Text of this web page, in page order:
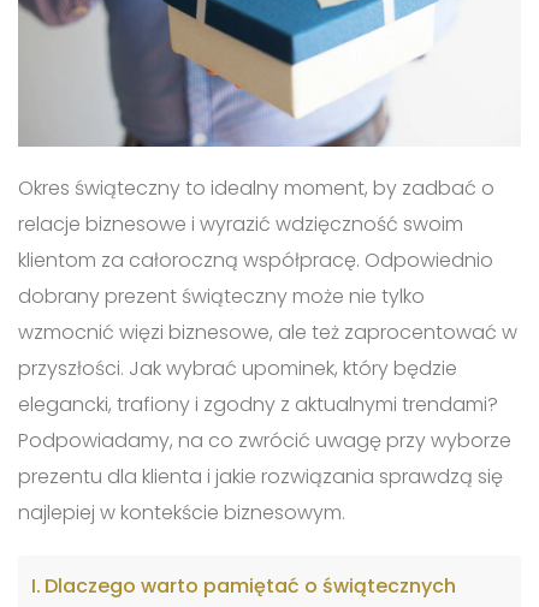
Okres świąteczny to idealny moment, by zadbać o
relacje biznesowe i wyrazić wdzięczność swoim
klientom za całoroczną współpracę. Odpowiednio
dobrany prezent świąteczny może nie tylko
wzmocnić więzi biznesowe, ale też zaprocentować w
przyszłości. Jak wybrać upominek, który będzie
elegancki, trafiony i zgodny z aktualnymi trendami?
Podpowiadamy, na co zwrócić uwagę przy wyborze
prezentu dla klienta i jakie rozwiązania sprawdzą się
najlepiej w kontekście biznesowym.
Dlaczego warto pamiętać o świątecznych